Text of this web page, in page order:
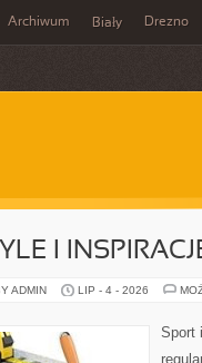
Archiwum Biały Drezno
I
ADMIN LIP - 4 - 2026
Sport